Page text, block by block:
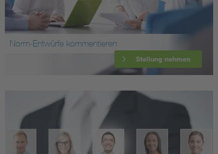
Norm-Entwürfe kommentieren
Stellung nehmen